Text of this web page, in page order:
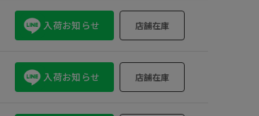
入荷お知らせ 店舗在庫
入荷お知らせ 店舗在庫